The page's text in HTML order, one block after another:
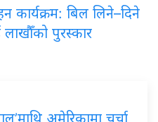
कार्यक्रम: बिल लिने–दिने
लाखौँको पुरस्कार
अमेरिकामा चर्चा